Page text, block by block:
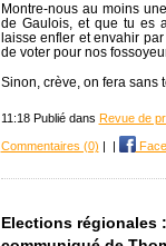
Montre-nous au moins
de Gaulois, et que tu es
laisse enfler et envahir
de voter pour nos
Sinon, crève, on fera sans
11:18 Publié dans Revue de
Commentaires (0) | |
Elections régionales